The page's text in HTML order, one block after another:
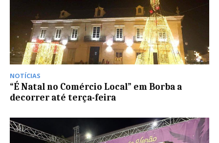
NOTÍCIAS
“É Natal no Comércio Local” em Borba a
decorrer até terça-feira